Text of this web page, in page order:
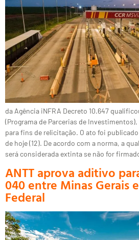
da Agência iNFRA Decreto 10.647
(Programa de Parcerias de
para fins de relicitação. O ato foi
de hoje (12). De acordo com a norma, a
será considerada extinta se não for
ANTT aprova aditivo
040 entre Minas Gerais
Federal